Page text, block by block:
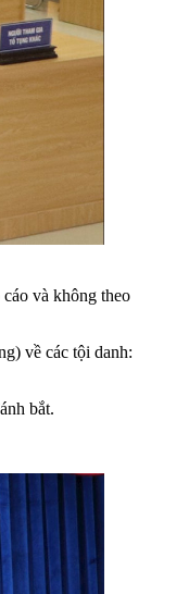
và không theo
về các tội danh:
bắt.